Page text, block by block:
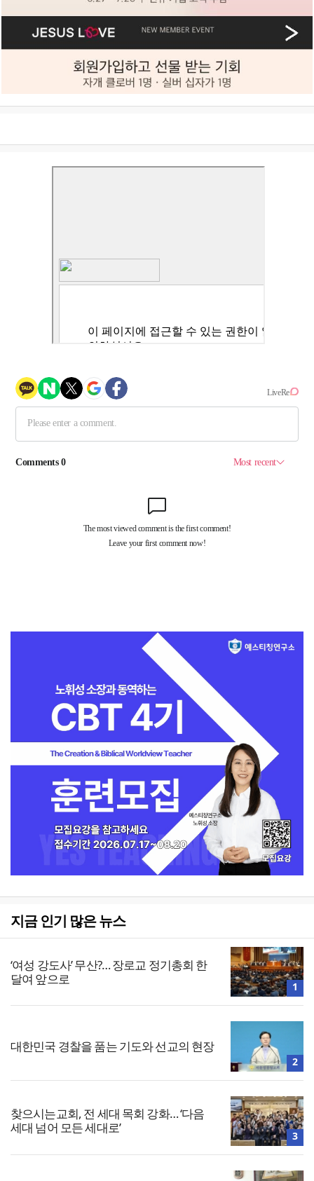
지금 인기 많은 뉴스
‘여성 강도사’ 무산?… 장로교 정기총회 한
달여 앞으로
1
대한민국 경찰을 품는 기도와 선교의 현장
2
찾으시는교회, 전 세대 목회 강화… ‘다음
세대 넘어 모든 세대로’
3